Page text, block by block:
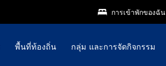
การเข้าพักของฉัน
พื้นที่ท้องถิ่น กลุ่ม และการจัดกิจกรรม